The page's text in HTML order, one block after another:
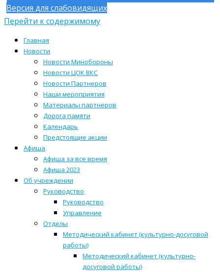
Версия для слабовидящих
Перейти к содержимому
Главная
Новости
Новости Минобороны
Новости ЦОК ВКС
Новости Партнеров
Наши мероприятия
Материалы партнеров
Дорога памяти
Календарь
Предстоящие акции
Афиша
Афиша за все время
Афиша 2023
Об учреждении
Руководство
Руководство
Управление
Отделы
Методический кабинет (культурно-досуговой
работы)
Методический кабинет (культурно-
досуговой работы)